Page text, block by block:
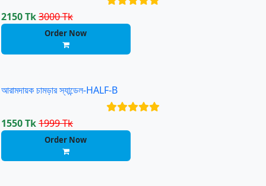
2150 Tk3000 Tk
Order Now
আরামদায়ক চামড়ার স্যান্ডেল-HALF-B
1550 Tk1999 Tk
Order Now